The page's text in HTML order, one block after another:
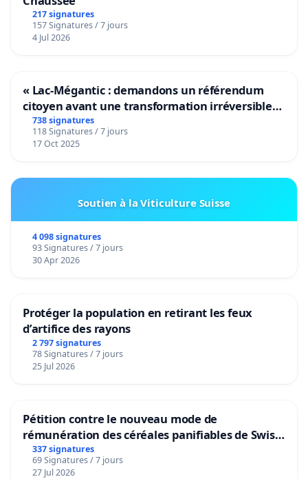
217 signatures
157 Signatures / 7 jours
4 Jul 2026
« Lac-Mégantic : demandons un référendum
citoyen avant une transformation irréversible
de notre territoire »
738 signatures
118 Signatures / 7 jours
17 Oct 2025
Soutien à la Viticulture Suisse
4 098 signatures
93 Signatures / 7 jours
30 Apr 2026
Protéger la population en retirant les feux
d’artifice des rayons
2 797 signatures
78 Signatures / 7 jours
25 Jul 2026
Pétition contre le nouveau mode de
rémunération des céréales panifiables de Swiss
granum basé sur la teneur en protéines
337 signatures
69 Signatures / 7 jours
27 Jul 2026